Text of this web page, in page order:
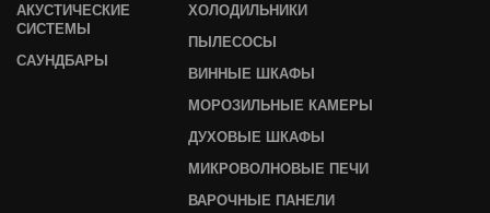
АКУСТИЧЕСКИЕ
СИСТЕМЫ
САУНДБАРЫ
ХОЛОДИЛЬНИКИ
ПЫЛЕСОСЫ
ВИННЫЕ ШКАФЫ
МОРОЗИЛЬНЫЕ КАМЕРЫ
ДУХОВЫЕ ШКАФЫ
МИКРОВОЛНОВЫЕ ПЕЧИ
ВАРОЧНЫЕ ПАНЕЛИ